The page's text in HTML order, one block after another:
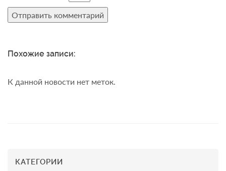
Похожие записи:
К данной новости нет меток.
КАТЕГОРИИ